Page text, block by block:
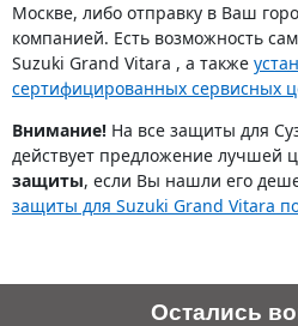
Москве, либо отправку в Ваш
компанией. Есть возможность
Suzuki Grand Vitara , а также
сертифицированных сервисных
Внимание! На все защиты для
действует предложение лучшей
защиты, если Вы нашли его
защиты для Suzuki Grand Vitara
Остались